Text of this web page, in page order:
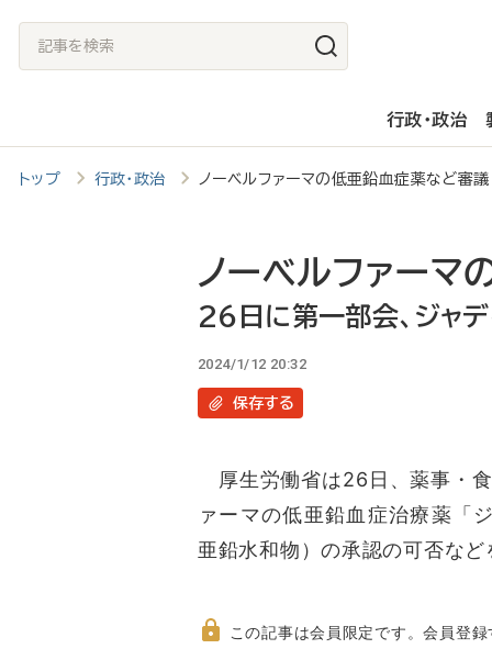
記
事
検
索
行政・政治
トップ 行政・政治 ノーベルファーマの低亜鉛血症薬など
ノーベルファーマ
26日に第一部会、ジャ
2024/1/12 20:32
保存する
厚生労働省は26日、薬事・
ァーマの低亜鉛血症治療薬「
亜鉛水和物）の承認の可否な
この記事は会員限定です。会員登